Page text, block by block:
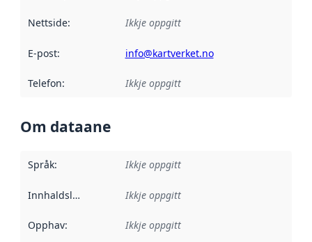
Nettside: Ikkje oppgitt
E-post: info@kartverket.no
Telefon: Ikkje oppgitt
Om dataane
Språk: Ikkje oppgitt
Innhaldsleverandørar :
Ikkje oppgitt
Opphav: Ikkje oppgitt